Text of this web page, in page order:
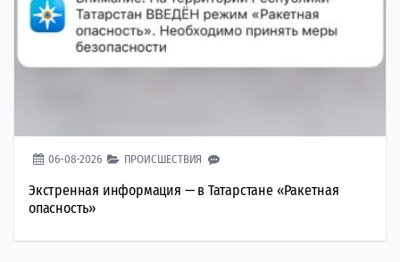
06-08-2026 ПРОИСШЕСТВИЯ
Экстренная информация — в Татарстане «Ракетная
опасность»